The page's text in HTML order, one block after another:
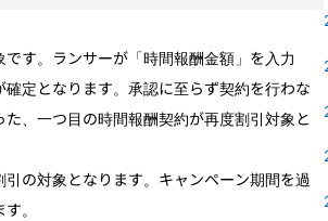
す。ランサーが「時間報酬金額」を入力
定となります。承認に至らず契約を行わな
、一つ目の時間報酬契約が再度割引対象と
の対象となります。キャンペーン期間を過
。